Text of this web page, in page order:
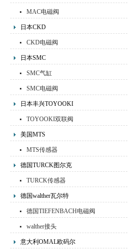
MAC电磁阀
日本CKD
CKD电磁阀
日本SMC
SMC气缸
SMC电磁阀
日本丰兴TOYOOKI
TOYOOKI双联阀
美国MTS
MTS传感器
德国TURCK图尔克
TURCK传感器
德国walther瓦尔特
德国TIEFENBACH电磁阀
walther接头
意大利OMAL欧码尔